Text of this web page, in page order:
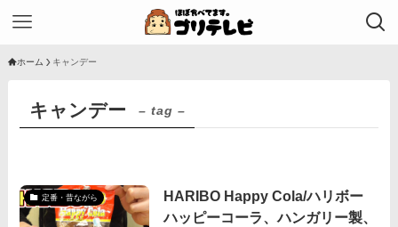
ホーム キャンデー
キャンデー – tag –
定番・昔ながら
HARIBO Happy Cola/ハリボー
ハッピーコーラ、ハンガリー製、